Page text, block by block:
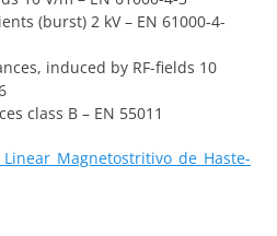
(burst) 2 kV – EN 61000-4-
induced by RF-fields 10
class B – EN 55011